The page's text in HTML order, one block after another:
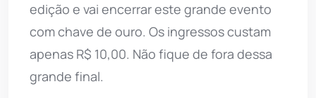
edição e vai encerrar este grande evento
com chave de ouro. Os ingressos custam
apenas R$ 10,00. Não fique de fora dessa
grande final.